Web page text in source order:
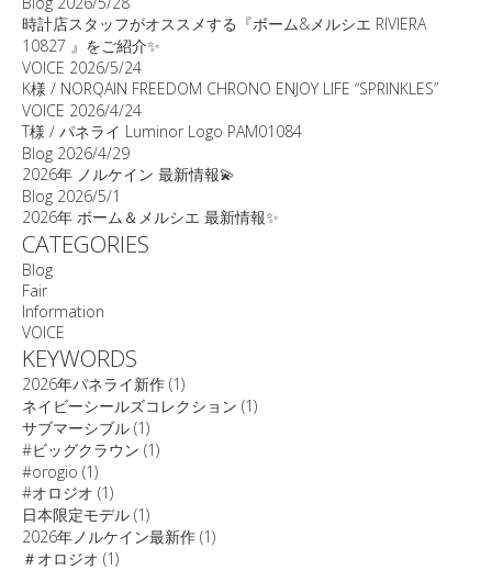
時計店スタッフがオススメする『ボーム&メルシエ RIVIERA
10827 』をご紹介✨
VOICE 2026/5/24
K様 / NORQAIN FREEDOM CHRONO ENJOY LIFE “SPRINKLES”
VOICE 2026/4/24
T様 / パネライ Luminor Logo PAM01084
Blog 2026/4/29
2026年 ノルケイン 最新情報💫
Blog 2026/5/1
2026年 ボーム＆メルシエ 最新情報✨
CATEGORIES
Blog
Fair
Information
VOICE
KEYWORDS
2026年パネライ新作 (1)
ネイビーシールズコレクション (1)
サブマーシブル (1)
#ビッグクラウン (1)
#orogio (1)
#オロジオ (1)
日本限定モデル (1)
2026年ノルケイン最新作 (1)
＃オロジオ (1)